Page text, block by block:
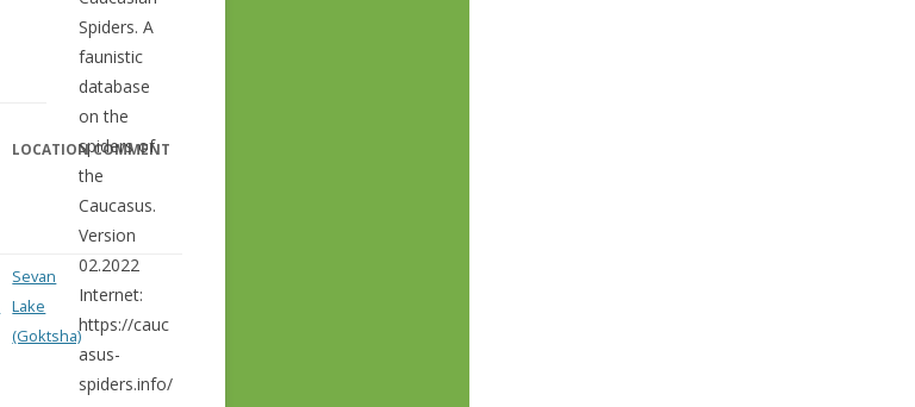
LOCATIONCOMMENT
Sevan
Lake
(Goktsha)
Spiders. A
faunistic
database
on the
spiders of
the
Caucasus.
Version
02.2022
Internet:
https://cauc
asus-
spiders.info/